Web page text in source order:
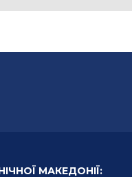
МАКЕДОНІЇ: